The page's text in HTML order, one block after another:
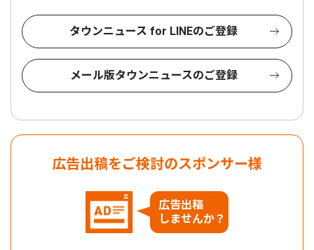
タウンニュース for LINEのご登録
メール版タウンニュースのご登録
広告出稿をご検討のスポンサー様
広告出稿
しませんか？